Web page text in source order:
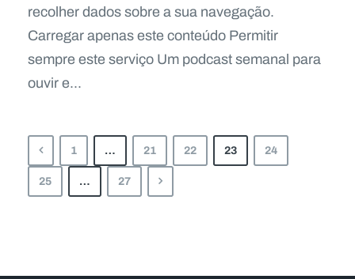
recolher dados sobre a sua navegação.
Carregar apenas este conteúdo Permitir
sempre este serviço Um podcast semanal para
ouvir e...
1 … 21 22 23
24
25
… 27